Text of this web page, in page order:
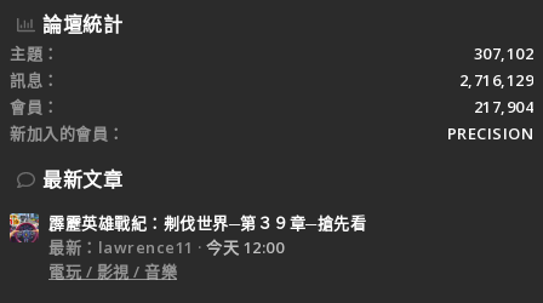
論壇統計
主題
307,102
訊息
2,716,129
會員
217,904
新加入的會員
PRECISION
最新文章
霹靂英雄戰紀：刜伐世界─第３９章─搶先看
最新：lawrence11
今天 12:00
電玩 / 影視 / 音樂